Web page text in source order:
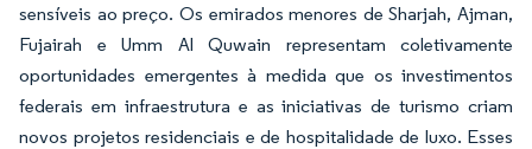
sensíveis ao preço. Os emirados menores de Sharjah, Ajman,
Fujairah e Umm Al Quwain representam coletivamente
oportunidades emergentes à medida que os investimentos
federais em infraestrutura e as iniciativas de turismo criam
novos projetos residenciais e de hospitalidade de luxo. Esses